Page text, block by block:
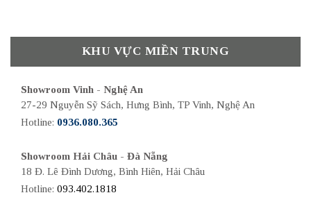
KHU VỰC MIỀN TRUNG
Showroom Vinh - Nghệ An
27-29 Nguyễn Sỹ Sách, Hưng Bình, TP Vinh, Nghệ An
Hotline: 0936.080.365
Showroom Hải Châu - Đà Nẵng
18 Đ. Lê Đình Dương, Bình Hiên, Hải Châu
Hotline: 093.402.1818